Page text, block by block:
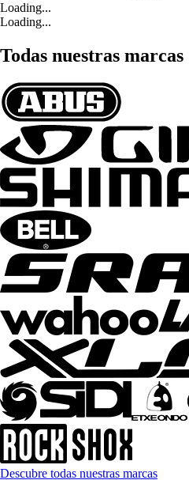
Loading...
Loading...
Todas nuestras marcas
Descubre todas nuestras marcas